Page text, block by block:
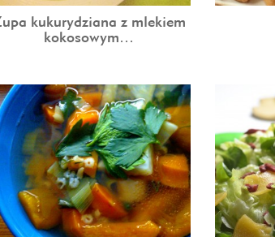
kukurydziana z mlekiem
kokosowym…